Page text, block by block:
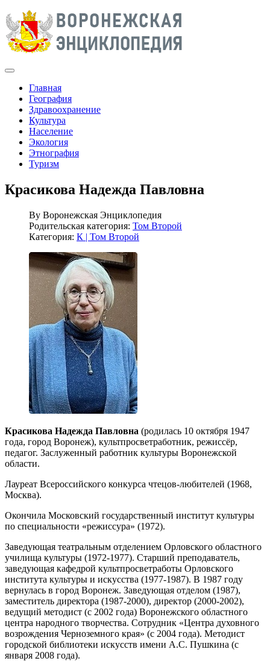
Главная
География
Здравоохранение
Культура
Население
Экология
Этнография
Туризм
Красикова Надежда Павловна
By Воронежская Энциклопедия
Родительская категория: Том Второй
Категория: К | Том Второй
Красикова Надежда Павловна (родилась 10 октября 1947
года, город Воронеж), культпросветработник, режиссёр,
педагог. Заслуженный работник культуры Воронежской
области.
Лауреат Всероссийского конкурса чтецов-любителей (1968,
Москва).
Окончила Московский государственный институт культуры
по специальности «режиссура» (1972).
Заведующая театральным отделением Орловского областного
училища культуры (1972-1977). Старший преподаватель,
заведующая кафедрой культпросветработы Орловского
института культуры и искусства (1977-1987). В 1987 году
вернулась в город Воронеж. Заведующая отделом (1987),
заместитель директора (1987-2000), директор (2000-2002),
ведущий методист (с 2002 года) Воронежского областного
центра народного творчества. Сотрудник «Центра духовного
возрождения Черноземного края» (с 2004 года). Методист
городской библиотеки искусств имени А.С. Пушкина (с
января 2008 года).